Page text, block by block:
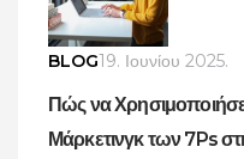
BLOG19. Ιουνίου 2025.
Πώς να
Μάρκετινγκ των 7Ps